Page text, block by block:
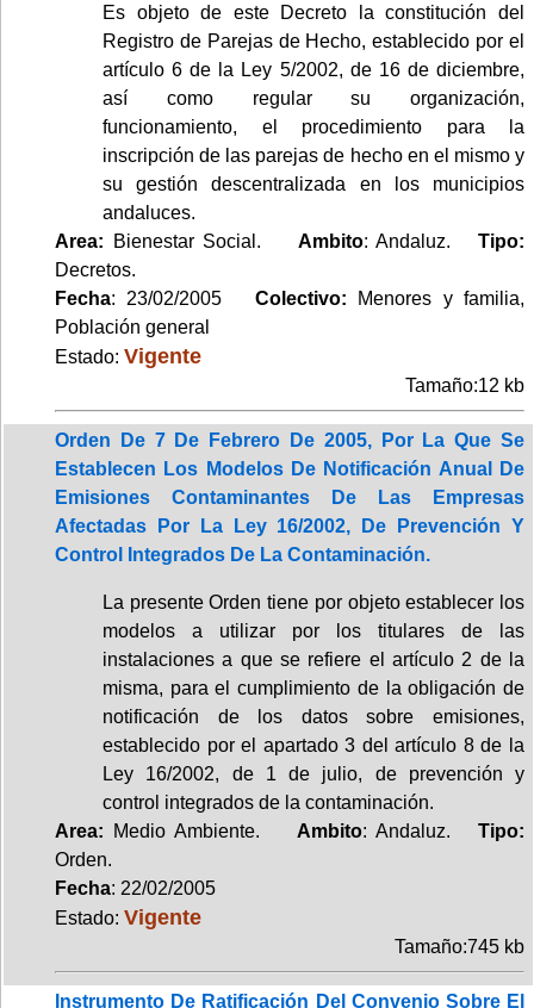
Es objeto de este Decreto la constitución del
Registro de Parejas de Hecho, establecido por el
artículo 6 de la Ley 5/2002, de 16 de diciembre,
así como regular su organización,
funcionamiento, el procedimiento para la
inscripción de las parejas de hecho en el mismo y
su gestión descentralizada en los municipios
andaluces.
Area: Bienestar Social. Ambito: Andaluz.Tipo:
Decretos.
Fecha: 23/02/2005 Colectivo: Menores y familia,
Población general
Estado: Vigente
Tamaño:12 kb
Orden De 7 De Febrero De 2005, Por La Que Se
Establecen Los Modelos De Notificación Anual De
Emisiones Contaminantes De Las Empresas
Afectadas Por La Ley 16/2002, De Prevención Y
Control Integrados De La Contaminación.
La presente Orden tiene por objeto establecer los
modelos a utilizar por los titulares de las
instalaciones a que se refiere el artículo 2 de la
misma, para el cumplimiento de la obligación de
notificación de los datos sobre emisiones,
establecido por el apartado 3 del artículo 8 de la
Ley 16/2002, de 1 de julio, de prevención y
control integrados de la contaminación.
Area: Medio Ambiente. Ambito: Andaluz.Tipo:
Orden.
Fecha: 22/02/2005
Estado: Vigente
Tamaño:745 kb
Instrumento De Ratificación Del Convenio Sobre El